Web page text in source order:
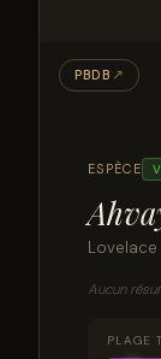
ESPÈCE
Aucun
PLAGE
PBDB ↗